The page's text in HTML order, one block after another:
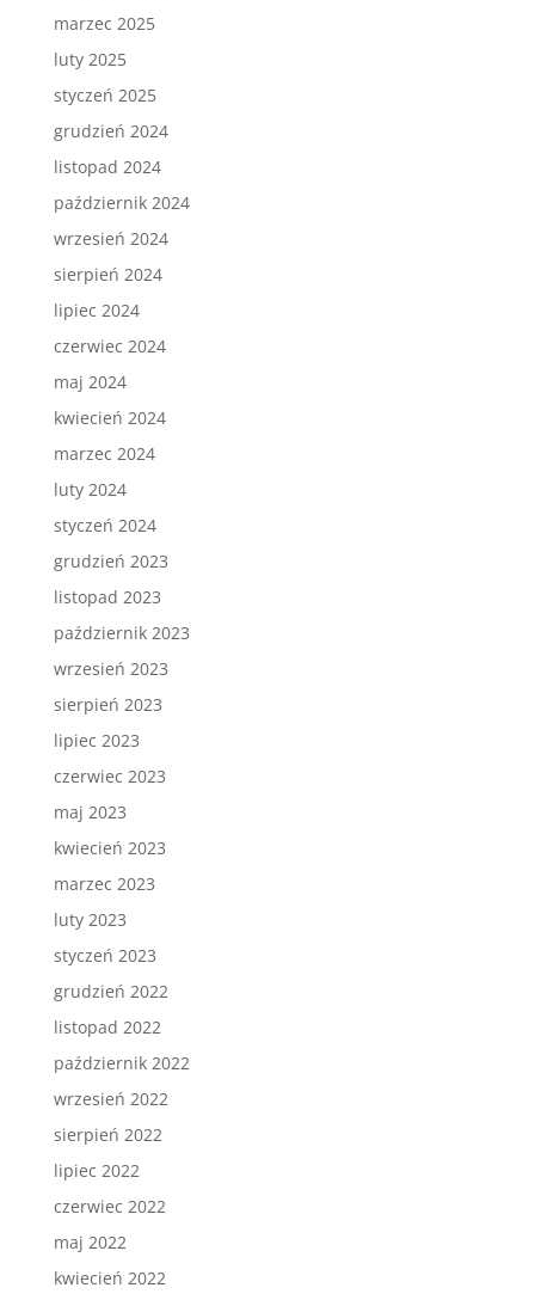
marzec 2025
luty 2025
styczeń 2025
grudzień 2024
listopad 2024
październik 2024
wrzesień 2024
sierpień 2024
lipiec 2024
czerwiec 2024
maj 2024
kwiecień 2024
marzec 2024
luty 2024
styczeń 2024
grudzień 2023
listopad 2023
październik 2023
wrzesień 2023
sierpień 2023
lipiec 2023
czerwiec 2023
maj 2023
kwiecień 2023
marzec 2023
luty 2023
styczeń 2023
grudzień 2022
listopad 2022
październik 2022
wrzesień 2022
sierpień 2022
lipiec 2022
czerwiec 2022
maj 2022
kwiecień 2022